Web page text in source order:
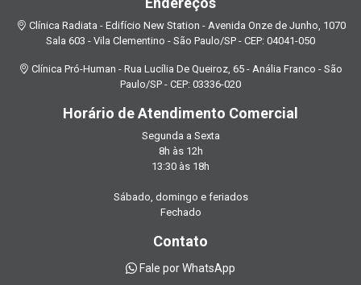
Clínica Radiata - Edifício New Station - Avenida Onze de Junho, 1070
Sala 603 - Vila Clementino - São Paulo/SP - CEP: 04041-050
Clínica Pró-Human - Rua Lucília De Queiroz, 65 - Anália Franco - São
Paulo/SP - CEP: 03336-020
Horário de Atendimento Comercial
Segunda a Sexta
8h às 12h
13:30 às 18h
Sábado, domingo e feriados
Fechado
Contato
Fale por WhatsApp